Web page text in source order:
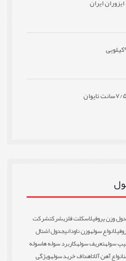
ایران
وزن پروفیلاسکلت فلزیشرکتشرکت
انواع سولهوزن ناودانیجدول اشتال
سولهتعریف سولهکاربرد سوله هاسوله
انواع آهن آلاتاهداف خرید سولهویژگی